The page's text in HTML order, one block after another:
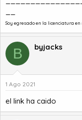
Soy egresado en la licenciatura en
B byjacks
1 Ago 2021
el link ha caido